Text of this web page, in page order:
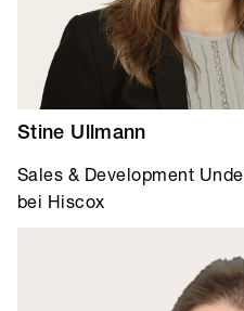
Stine Ullmann
Sales & Development
bei Hiscox